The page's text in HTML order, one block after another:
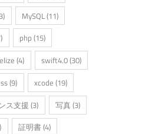
MySQL(11)
php(15)
(4) swift4.0(30)
(9) xcode (19)
ス支援(3) 写真(3)
証明書(4)